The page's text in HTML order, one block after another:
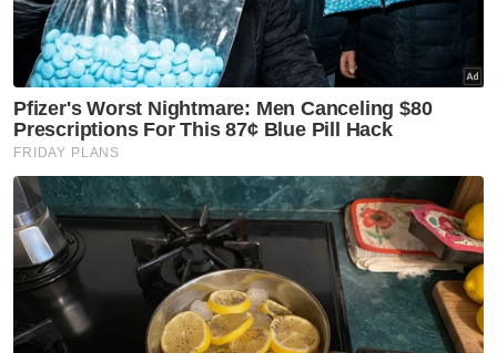
Muat turun aplikasi Sinar Harian.Klik di sini!
Khairy Jamaluddin
Jamal Yunos
Saman Fitnah